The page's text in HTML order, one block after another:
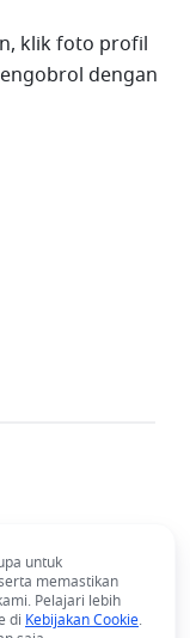
klik foto profil
dengan
Español
untuk
memastikan
Pelajari lebih
di Kebijakan Cookie.